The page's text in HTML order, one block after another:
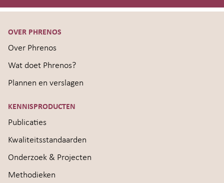
OVER PHRENOS
Over Phrenos
Wat doet Phrenos?
Plannen en verslagen
KENNISPRODUCTEN
Publicaties
Kwaliteitsstandaarden
Onderzoek & Projecten
Methodieken